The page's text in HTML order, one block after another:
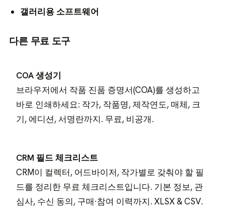
갤러리용 소프트웨어
다른 무료 도구
COA 생성기
브라우저에서 작품 진품 증명서(COA)를 생성하고
바로 인쇄하세요: 작가, 작품명, 제작연도, 매체, 크
기, 에디션, 서명란까지. 무료, 비공개.
CRM 필드 체크리스트
CRM이 컬렉터, 어드바이저, 작가별로 갖춰야 할 필
드를 정리한 무료 체크리스트입니다. 기본 정보, 관
심사, 수신 동의, 구매·참여 이력까지. XLSX & CSV.